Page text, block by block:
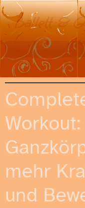
Ballett &
Workout:
mehr
und